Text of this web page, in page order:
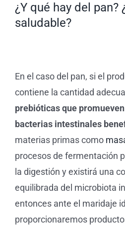
¿Y qué hay del pan?
saludable?
En el caso del pan, si el
contiene la cantidad
prebióticas que
bacterias intestinales
materias primas como
procesos de fermentación
la digestión y existirá una
equilibrada del microbiota
entonces ante el maridaje
proporcionaremos